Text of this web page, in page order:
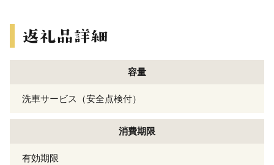
容量
洗車サービス（安全点検付）
消費期限
有効期限